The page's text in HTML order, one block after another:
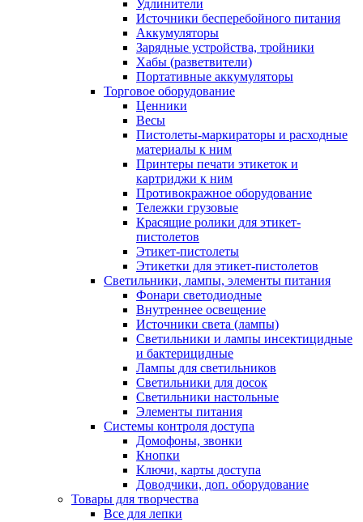
Удлинители
Источники бесперебойного питания
Аккумуляторы
Зарядные устройства, тройники
Хабы (разветвители)
Портативные аккумуляторы
Торговое оборудование
Ценники
Весы
Пистолеты-маркираторы и расходные
материалы к ним
Принтеры печати этикеток и
картриджи к ним
Противокражное оборудование
Тележки грузовые
Красящие ролики для этикет-
пистолетов
Этикет-пистолеты
Этикетки для этикет-пистолетов
Светильники, лампы, элементы питания
Фонари светодиодные
Внутреннее освещение
Источники света (лампы)
Светильники и лампы инсектицидные
и бактерицидные
Лампы для светильников
Светильники для досок
Светильники настольные
Элементы питания
Системы контроля доступа
Домофоны, звонки
Кнопки
Ключи, карты доступа
Доводчики, доп. оборудование
Товары для творчества
Все для лепки